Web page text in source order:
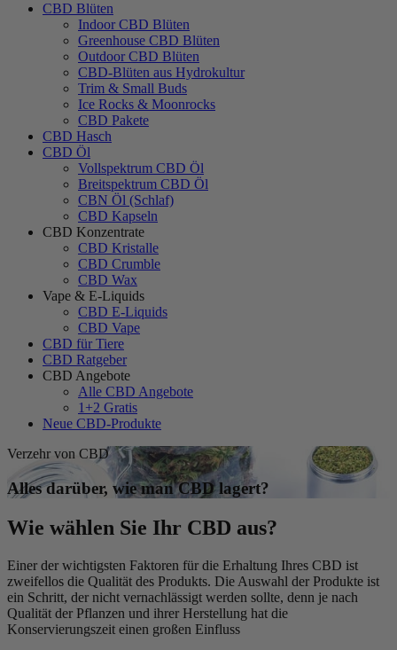
CBD Blüten
Indoor CBD Blüten
Greenhouse CBD Blüten
Outdoor CBD Blüten
CBD-Blüten aus Hydrokultur
Trim & Small Buds
Ice Rocks & Moonrocks
CBD Pakete
CBD Hasch
CBD Öl
Vollspektrum CBD Öl
Breitspektrum CBD Öl
CBN Öl (Schlaf)
CBD Kapseln
CBD Konzentrate
CBD Kristalle
CBD Crumble
CBD Wax
Vape & E-Liquids
CBD E-Liquids
CBD Vape
CBD für Tiere
CBD Ratgeber
CBD Angebote
Alle CBD Angebote
1+2 Gratis
Neue CBD-Produkte
Verzehr von CBD
Alles darüber, wie man CBD lagert?
Wie wählen Sie Ihr CBD aus?
Einer der wichtigsten Faktoren für die Erhaltung Ihres CBD ist
zweifellos die Qualität des Produkts. Die Auswahl der Produkte ist
ein Schritt, der nicht vernachlässigt werden sollte, denn je nach
Qualität der Pflanzen und ihrer Herstellung hat die
Konservierungszeit einen großen Einfluss